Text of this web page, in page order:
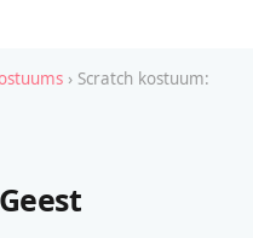
› Scratch kostuum: